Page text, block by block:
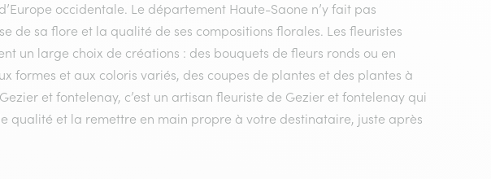
occidentale. Le département Haute-Saone n’y fait pas
de sa flore et la qualité de ses compositions florales. Les fleuristes
un large choix de créations : des bouquets de fleurs ronds ou en
formes et aux coloris variés, des coupes de plantes et des plantes à
et fontelenay, c’est un artisan fleuriste de Gezier et fontelenay qui
qualité et la remettre en main propre à votre destinataire, juste après